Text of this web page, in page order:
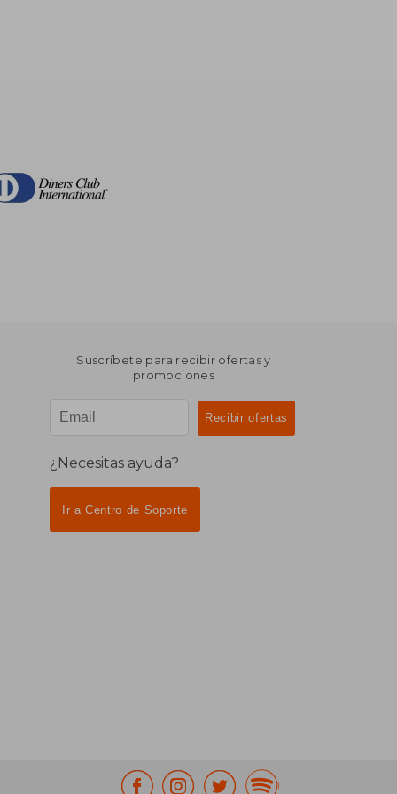
Suscríbete para recibir ofertas y
promociones
¿Necesitas ayuda?
Ir a Centro de Soporte